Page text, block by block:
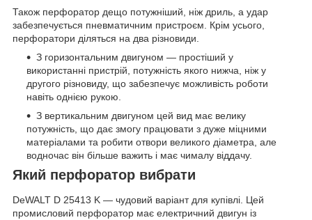
Також перфоратор дещо потужніший, ніж дриль, а удар
забезпечується пневматичним пристроєм. Крім усього,
перфоратори діляться на два різновиди.
З горизонтальним двигуном — простіший у
використанні пристрій, потужність якого нижча, ніж у
другого різновиду, що забезпечує можливість роботи
навіть однією рукою.
З вертикальним двигуном цей вид має велику
потужність, що дає змогу працювати з дуже міцними
матеріалами та робити отвори великого діаметра, але
водночас він більше важить і має чималу віддачу.
Який перфоратор вибрати
DeWALT D 25413 K — чудовий варіант для купівлі. Цей
промисловий перфоратор має електричний двигун із